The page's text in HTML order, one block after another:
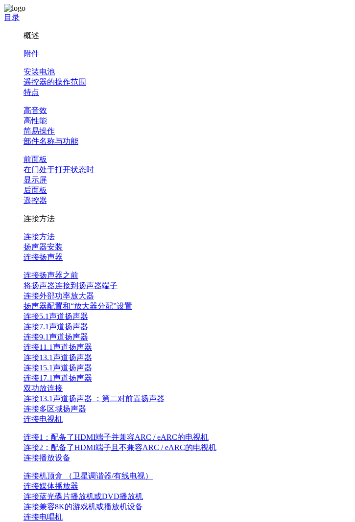
目录
概述
附件
安装电池
遥控器的操作范围
特点
高音效
高性能
简易操作
部件名称与功能
前面板
在门处于打开状态时
显示屏
后面板
遥控器
连接方法
连接方法
扬声器安装
连接扬声器
连接扬声器之前
将扬声器连接到扬声器端子
连接外部功率放大器
扬声器配置和“放大器分配”设置
连接5.1声道扬声器
连接7.1声道扬声器
连接9.1声道扬声器
连接11.1声道扬声器
连接13.1声道扬声器
连接15.1声道扬声器
连接17.1声道扬声器
双功放连接
连接13.1声道扬声器 ：第二对前置扬声器
连接多区域扬声器
连接电视机
连接1：配备了HDMI端子并兼容ARC / eARC的电视机
连接2：配备了HDMI端子且不兼容ARC / eARC的电视机
连接播放设备
连接机顶盒 （卫星调谐器/有线电视）
连接媒体播放器
连接蓝光碟片播放机或DVD播放机
连接兼容8K的游戏机或播放机设备
连接电唱机